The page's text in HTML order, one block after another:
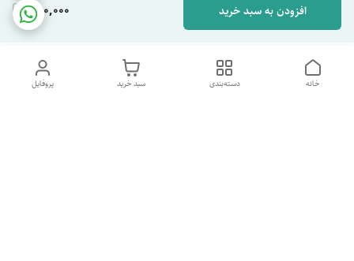
280,000 افزودن به سبد خرید
پروفایل سبد خرید دسته‌بندی خانه